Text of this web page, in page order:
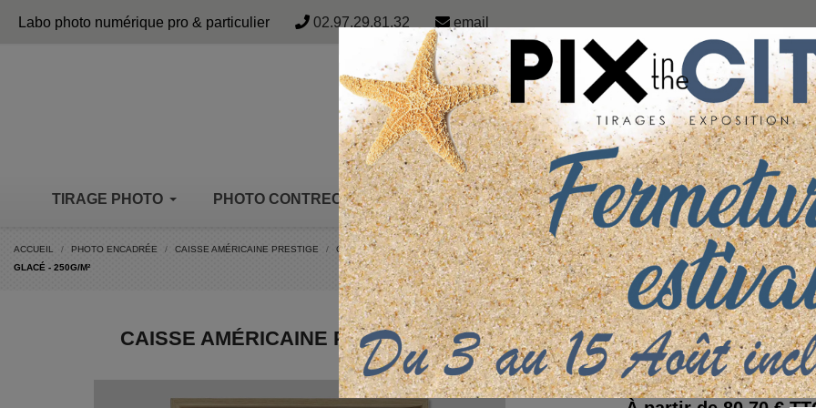
Labo photo numérique pro & particulier 02.97.29.81.32 email
TIRAGE PHOTO PHOTO CONTRECOLLÉE PHOTO ENCADRÉE GAMME UNIVERT
ACCUEIL PHOTO ENCADRÉE CAISSE AMÉRICAINE PRESTIGE CAISSE AMÉRICAINE PRESTIGE BOIS CHÊNE CAISSE AMÉRICAINE PRESTIGE BOIS CHÊNE SUR
GLACÉ - 250G/M²
CAISSE AMÉRICAINE PRESTIGE BOIS CHÊNE SUR PAPIER CANSON